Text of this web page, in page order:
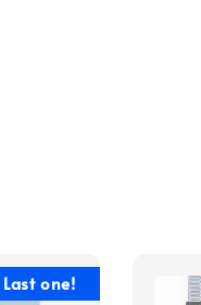
Last one!